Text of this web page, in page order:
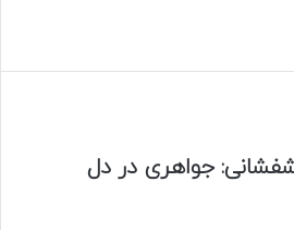
جواهری در دل